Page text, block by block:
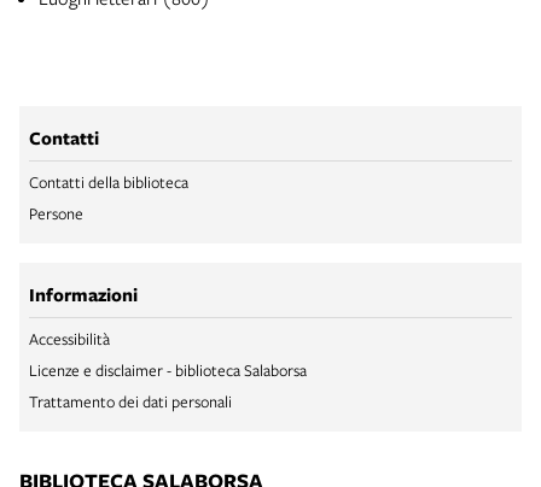
Contatti
Contatti della biblioteca
Persone
Informazioni
Accessibilità
Licenze e disclaimer - biblioteca Salaborsa
Trattamento dei dati personali
BIBLIOTECA SALABORSA